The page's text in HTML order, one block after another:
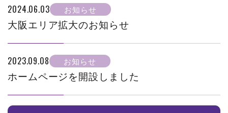
2024.06.03 お知らせ
大阪エリア拡大のお知らせ
2023.09.08 お知らせ
ホームページを開設しました